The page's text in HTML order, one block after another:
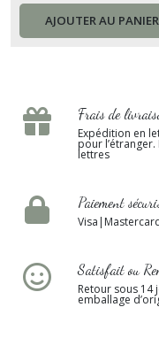
AJOUTER AU PANIER
Frais de
Expédition en
pour
lettres
Paiement
Satisfait ou
Retour sous 14
emballage